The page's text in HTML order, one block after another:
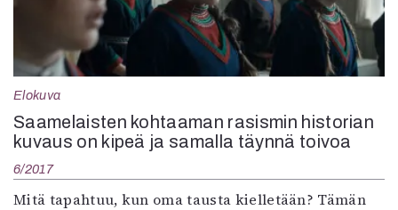
Elokuva
Saamelaisten kohtaaman rasismin historian
kuvaus on kipeä ja samalla täynnä toivoa
6/2017
Mitä tapahtuu, kun oma tausta kielletään? Tämän